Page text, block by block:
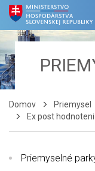
Domov
Priemysel
Ex post
Priemyselné